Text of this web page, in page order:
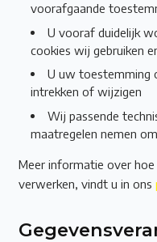
voorafgaande
U vooraf duidelijk
cookies wij gebruiken
U uw toestemming
intrekken of wijzigen
Wij passende
maatregelen nemen
Meer informatie over
verwerken, vindt u in ons